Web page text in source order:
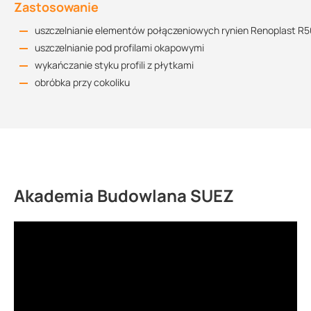
Zastosowanie
uszczelnianie elementów połączeniowych rynien Renoplast
uszczelnianie pod profilami okapowymi
wykańczanie styku profili z płytkami
obróbka przy cokoliku
Akademia Budowlana SUEZ